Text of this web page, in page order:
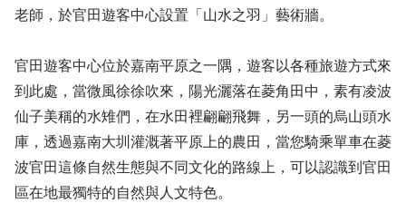
老師，於官田遊客中心設置「山水之羽」藝術牆。
官田遊客中心位於嘉南平原之一隅，遊客以各種旅遊方式來
到此處，當微風徐徐吹來，陽光灑落在菱角田中，素有凌波
仙子美稱的水雉們，在水田裡翩翩飛舞，另一頭的烏山頭水
庫，透過嘉南大圳灌溉著平原上的農田，當您騎乘單車在菱
波官田這條自然生態與不同文化的路線上，可以認識到官田
區在地最獨特的自然與人文特色。